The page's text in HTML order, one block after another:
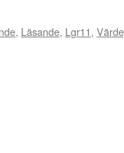
, Läsande, Lgr11,